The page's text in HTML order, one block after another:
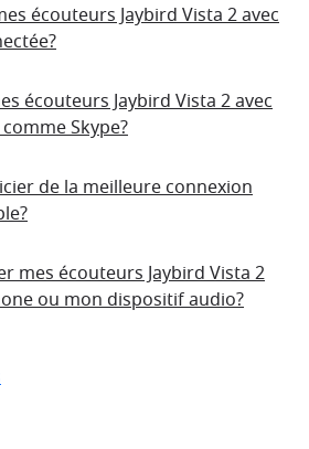
écouteurs Jaybird Vista 2 avec
écouteurs Jaybird Vista 2 avec
Skype?
de la meilleure connexion
mes écouteurs Jaybird Vista 2
ou mon dispositif audio?